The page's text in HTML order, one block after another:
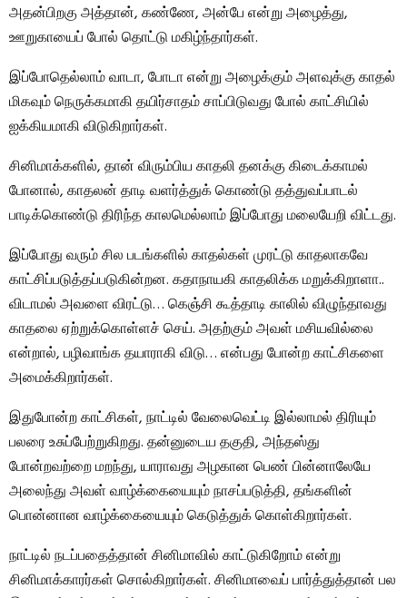
அதன்பிறகு அத்தான், கண்ணே, அன்பே என்று அழைத்து,
ஊறுகாயைப் போல் தொட்டு மகிழ்ந்தார்கள்.
இப்போதெல்லாம் வாடா, போடா என்று அழைக்கும் அளவுக்கு காதல்
மிகவும் நெருக்கமாகி தயிர்சாதம் சாப்பிடுவது போல் காட்சியில்
ஐக்கியமாகி விடுகிறார்கள்.
சினிமாக்களில், தான் விரும்பிய காதலி தனக்கு கிடைக்காமல்
போனால், காதலன் தாடி வளர்த்துக் கொண்டு தத்துவப்பாடல்
பாடிக்கொண்டு திரிந்த காலமெல்லாம் இப்போது மலையேறி விட்டது.
இப்போது வரும் சில படங்களில் காதல்கள் முரட்டு காதலாகவே
காட்சிப்படுத்தப்படுகின்றன. கதாநாயகி காதலிக்க மறுக்கிறாளா..
விடாமல் அவளை விரட்டு… கெஞ்சி கூத்தாடி காலில் விழுந்தாவது
காதலை ஏற்றுக்கொள்ளச் செய். அதற்கும் அவள் மசியவில்லை
என்றால், பழிவாங்க தயாராகி விடு… என்பது போன்ற காட்சிகளை
அமைக்கிறார்கள்.
இதுபோன்ற காட்சிகள், நாட்டில் வேலைவெட்டி இல்லாமல் திரியும்
பலரை உசுப்பேற்றுகிறது. தன்னுடைய தகுதி, அந்தஸ்து
போன்றவற்றை மறந்து, யாராவது அழகான பெண் பின்னாலேயே
அலைந்து அவள் வாழ்க்கையையும் நாசப்படுத்தி, தங்களின்
பொன்னான வாழ்க்கையையும் கெடுத்துக் கொள்கிறார்கள்.
நாட்டில் நடப்பதைத்தான் சினிமாவில் காட்டுகிறோம் என்று
சினிமாக்காரர்கள் சொல்கிறார்கள். சினிமாவைப் பார்த்துத்தான் பல